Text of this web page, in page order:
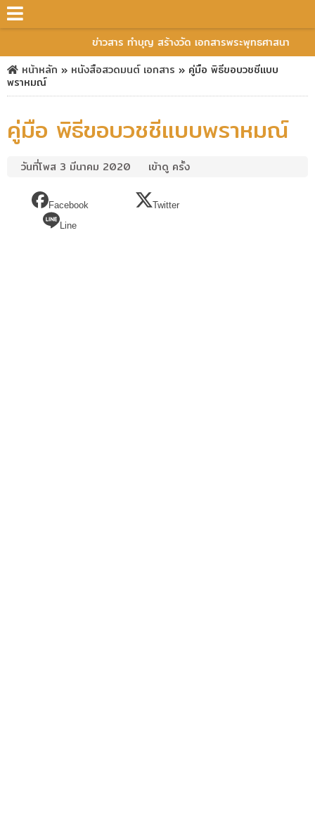
ข่าวสาร ทำบุญ สร้างวัด เอกสารพระพุทธศาสนา
หน้าหลัก » หนังสือสวดมนต์ เอกสาร » คู่มือ พิธีขอบวชชีแบบ
พราหมณ์
คู่มือ พิธีขอบวชชีแบบพราหมณ์
วันที่โพส 3 มีนาคม 2020 เข้าดู ครั้ง
Facebook
Twitter
Line